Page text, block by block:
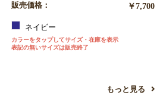
販売価格：
￥7,700
ネイビー
カラーをタップしてサイズ・在庫を表示
表記の無いサイズは販売終了
もっと見る